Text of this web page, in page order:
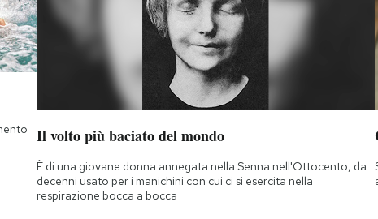
Il volto più baciato del mondo
È di una giovane donna annegata nella Senna nell'Ottocento, da
decenni usato per i manichini con cui ci si esercita nella
respirazione bocca a bocca